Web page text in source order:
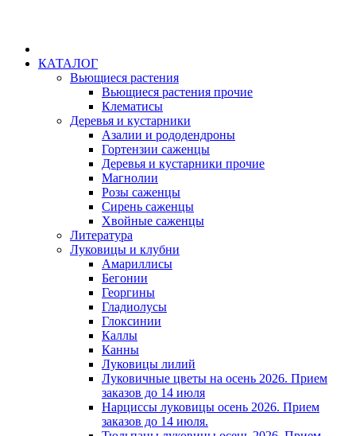
КАТАЛОГ
Вьющиеся растения
Вьющиеся растения прочие
Клематисы
Деревья и кустарники
Азалии и рододендроны
Гортензии саженцы
Деревья и кустарники прочие
Магнолии
Розы саженцы
Сирень саженцы
Хвойные саженцы
Литература
Луковицы и клубни
Амариллисы
Бегонии
Георгины
Гладиолусы
Глоксинии
Каллы
Канны
Луковицы лилий
Луковичные цветы на осень 2026. Прием
заказов до 14 июля
Нарциссы луковицы осень 2026. Прием
заказов до 14 июля.